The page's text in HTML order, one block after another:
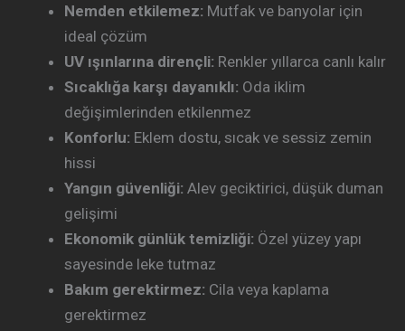
Nemden etkilemez: Mutfak ve banyolar için
ideal çözüm
UV ışınlarına dirençli: Renkler yıllarca canlı kalır
Sıcaklığa karşı dayanıklı: Oda iklim
değişimlerinden etkilenmez
Konforlu: Eklem dostu, sıcak ve sessiz zemin
hissi
Yangın güvenliği: Alev geciktirici, düşük duman
gelişimi
Ekonomik günlük temizliği: Özel yüzey yapı
sayesinde leke tutmaz
Bakım gerektirmez: Cila veya kaplama
gerektirmez